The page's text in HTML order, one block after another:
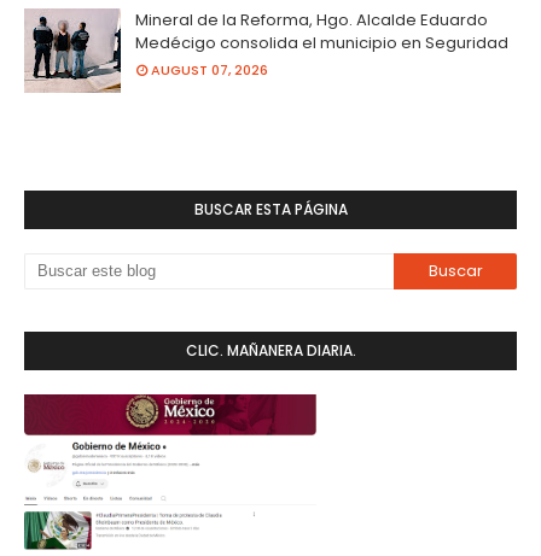
Mineral de la Reforma, Hgo. Alcalde Eduardo
Medécigo consolida el municipio en Seguridad
AUGUST 07, 2026
BUSCAR ESTA PÁGINA
CLIC. MAÑANERA DIARIA.